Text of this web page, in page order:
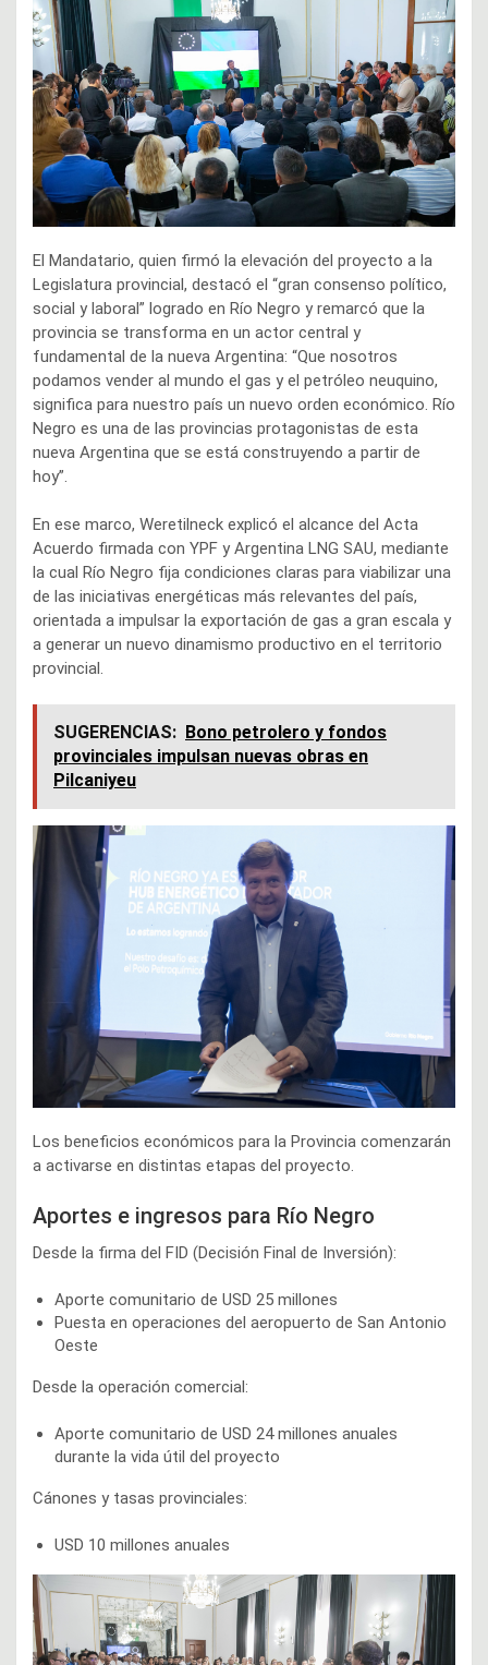
El Mandatario, quien firmó la elevación del proyecto a la
Legislatura provincial, destacó el “gran consenso político,
social y laboral” logrado en Río Negro y remarcó que la
provincia se transforma en un actor central y
fundamental de la nueva Argentina: “Que nosotros
podamos vender al mundo el gas y el petróleo neuquino,
significa para nuestro país un nuevo orden económico. Río
Negro es una de las provincias protagonistas de esta
nueva Argentina que se está construyendo a partir de
hoy”.
En ese marco, Weretilneck explicó el alcance del Acta
Acuerdo firmada con YPF y Argentina LNG SAU, mediante
la cual Río Negro fija condiciones claras para viabilizar una
de las iniciativas energéticas más relevantes del país,
orientada a impulsar la exportación de gas a gran escala y
a generar un nuevo dinamismo productivo en el territorio
provincial.
SUGERENCIAS: Bono petrolero y fondos
provinciales impulsan nuevas obras en
Pilcaniyeu
Los beneficios económicos para la Provincia comenzarán
a activarse en distintas etapas del proyecto.
Aportes e ingresos para Río Negro
Desde la firma del FID (Decisión Final de Inversión):
Aporte comunitario de USD 25 millones
Puesta en operaciones del aeropuerto de San Antonio
Oeste
Desde la operación comercial:
Aporte comunitario de USD 24 millones anuales
durante la vida útil del proyecto
Cánones y tasas provinciales:
USD 10 millones anuales